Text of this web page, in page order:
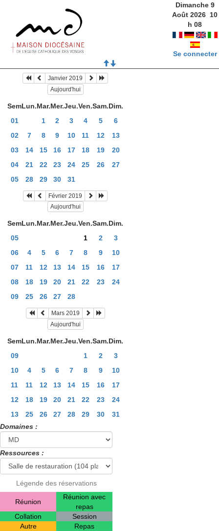
Dimanche 9
Août 2026 10
h08
Se connecter
Janvier 2019
Aujourd'hui
SemLun.Mar.Mer.Jeu.Ven.Sam.Dim.
01
1 2 3 4 5
6
02
7 8 9 10 11 12
13
03
14 15 16 17 18 19
20
04
21 22 23 24 25 26
27
05
28 29 30 31
Février 2019
Aujourd'hui
SemLun.Mar.Mer.Jeu.Ven.Sam.Dim.
05
1 2
3
06
4 5 6 7 8 9
10
07
11 12 13 14 15 16
17
08
18 19 20 21 22 23
24
09
25 26 27 28
Mars 2019
Aujourd'hui
SemLun.Mar.Mer.Jeu.Ven.Sam.Dim.
09
1 2
3
10
4 5 6 7 8 9
10
11
11 12 13 14 15 16
17
12
18 19 20 21 22 23
24
13
25 26 27 28 29 30
31
Domaines :
Ressources :
Légende des réservations
Réunion
Réunion avec
repas
Collation
Session
Autre
Repas